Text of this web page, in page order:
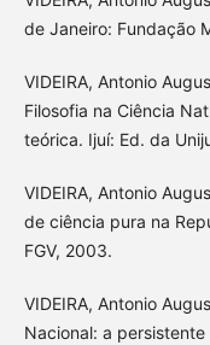
de Janeiro: Fundação
VIDEIRA, Antonio
Filosofia na Ciência
teórica. Ijuí: Ed. da
VIDEIRA, Antonio
de ciência pura na
FGV, 2003.
VIDEIRA, Antonio
Nacional: a